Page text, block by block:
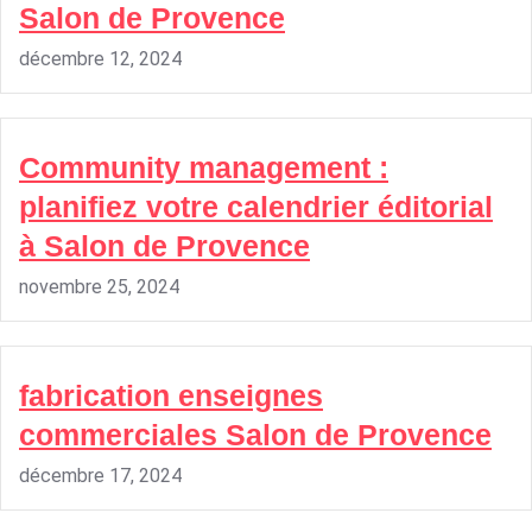
Salon de Provence
décembre 12, 2024
Community management :
planifiez votre calendrier éditorial
à Salon de Provence
novembre 25, 2024
fabrication enseignes
commerciales Salon de Provence
décembre 17, 2024